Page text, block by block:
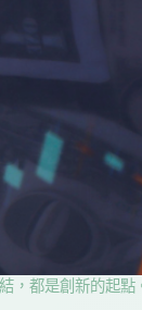
是創新的起點。